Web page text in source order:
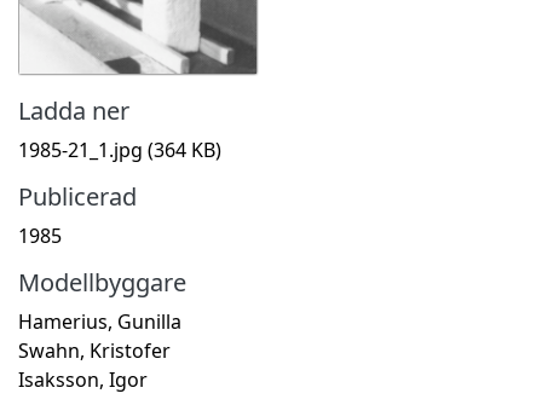
Ladda ner
1985-21_1.jpg (364 KB)
Publicerad
1985
Modellbyggare
Hamerius, Gunilla
Swahn, Kristofer
Isaksson, Igor